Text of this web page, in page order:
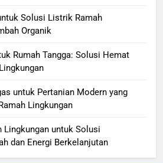
Solusi Listrik Ramah
Organik
Rumah Tangga: Solusi Hemat
untuk Pertanian Modern yang
Lingkungan
Lingkungan untuk Solusi
dan Energi Berkelanjutan